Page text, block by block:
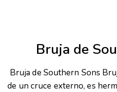
Bruja de
Bruja de Southern Sons
de un cruce externo, es